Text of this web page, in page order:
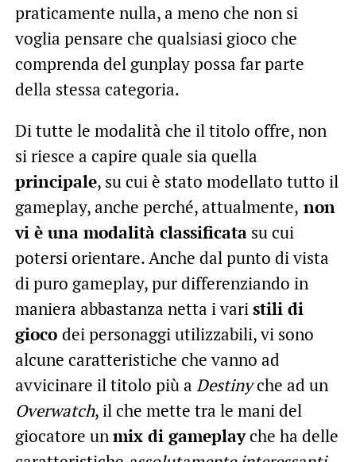
praticamente nulla, a meno che non si
voglia pensare che qualsiasi gioco che
comprenda del gunplay possa far parte
della stessa categoria.
Di tutte le modalità che il titolo offre, non
si riesce a capire quale sia quella
principale, su cui è stato modellato tutto il
gameplay, anche perché, attualmente, non
vi è una modalità classificatasu cui
potersi orientare. Anche dal punto di vista
di puro gameplay, pur differenziando in
maniera abbastanza netta i varistili di
gioco dei personaggi utilizzabili, vi sono
alcune caratteristiche che vanno ad
avvicinare il titolo più a Destinyche ad un
Overwatch, il che mette tra le mani del
giocatore unmix di gameplayche ha delle